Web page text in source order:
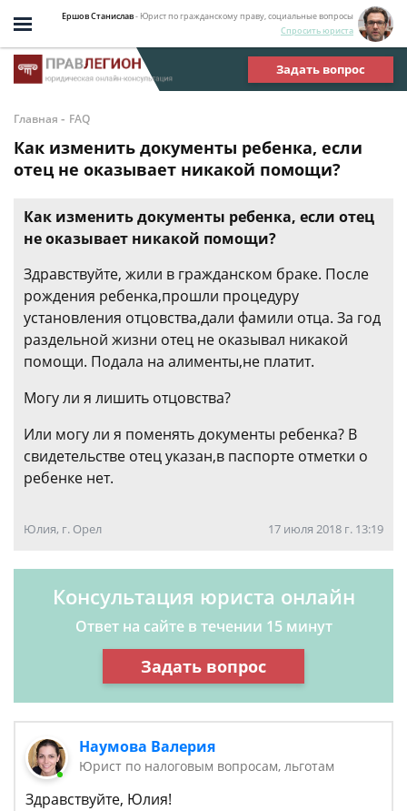
Ершов Станислав- Юрист по гражданскому праву, социальные вопросы
Спросить юриста
Задать вопрос
Главная - FAQ
Как изменить документы ребенка, если
отец не оказывает никакой помощи?
Как изменить документы ребенка, если отец
не оказывает никакой помощи?
Здравствуйте, жили в гражданском браке. После
рождения ребенка,прошли процедуру
установления отцовства,дали фамили отца. За год
раздельной жизни отец не оказывал никакой
помощи. Подала на алименты,не платит.
Могу ли я лишить отцовства?
Или могу ли я поменять документы ребенка? В
свидетельстве отец указан,в паспорте отметки о
ребенке нет.
Юлия, г. Орел 17 июля 2018 г. 13:19
Консультация юриста онлайн
Ответ на сайте в течении 15 минут
Задать вопрос
Наумова Валерия
Юрист по налоговым вопросам, льготам
Здравствуйте, Юлия!